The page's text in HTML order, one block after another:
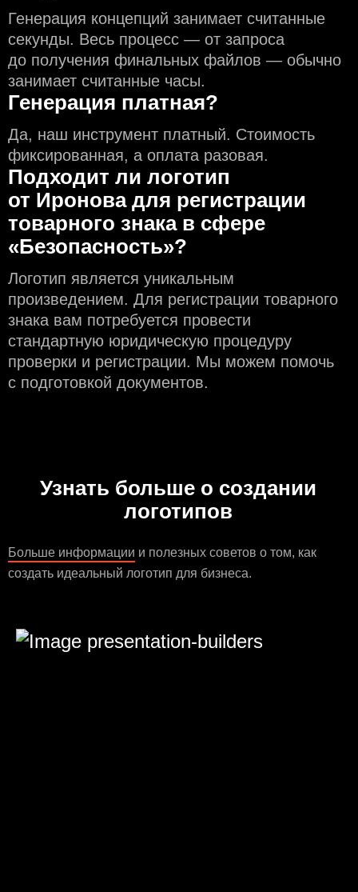
Генерация концепций занимает считанные
секунды. Весь процесс — от запроса
до получения финальных файлов — обычно
занимает считанные часы.
Генерация платная?
Да, наш инструмент платный. Стоимость
фиксированная, а оплата разовая.
Подходит ли логотип
от Иронова для регистрации
товарного знака в сфере
«Безопасность»?
Логотип является уникальным
произведением. Для регистрации товарного
знака вам потребуется провести
стандартную юридическую процедуру
проверки и регистрации. Мы можем помочь
с подготовкой документов.
Узнать больше о создании
логотипов
Больше информации и полезных советов о том, как
создать идеальный логотип для бизнеса.